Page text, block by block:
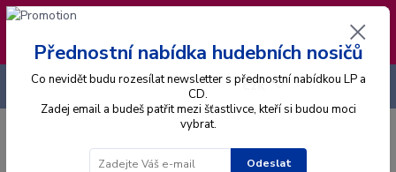
❣️ Od 4.8. do 13.8. čerpám dovolenou. Datum
expedice objednávek se posouvá na pátek
14.8.2026 🐋
CZK
+420 725 736 293
Přednostní nabídka hudebních nosičů
Co nevidět budu rozesílat newsletter s přednostní nabídkou LP a
CD.
Zadej email a budeš patřit mezi šťastlivce, kteří si budou moci
vybrat.
Odeslat